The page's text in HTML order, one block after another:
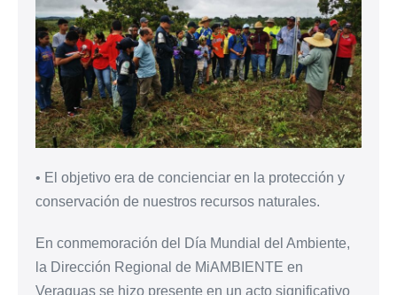
• El objetivo era de concienciar en la protección y
conservación de nuestros recursos naturales.
En conmemoración del Día Mundial del Ambiente,
la Dirección Regional de MiAMBIENTE en
Veraguas se hizo presente en un acto significativo